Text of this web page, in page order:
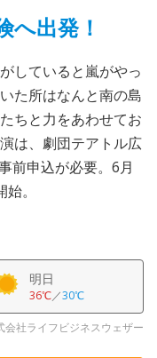
へ出発！
していると嵐がやっ
た所はなんと南の島
ちと力をあわせてお
は、劇団テアトル広
前申込が必要。6月
。
明日
36℃／30℃
会社ライフビジネスウェザー